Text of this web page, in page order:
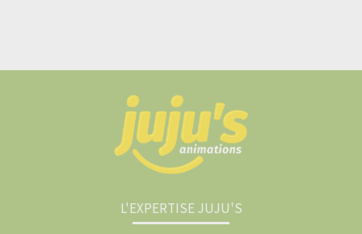
L'EXPERTISE JUJU'S